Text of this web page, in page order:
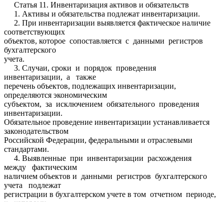
Статья 11. Инвентаризация активов и обязательств
1. Активы и обязательства подлежат инвентаризации.
2. При инвентаризации выявляется фактическое наличие
соответствующих
объектов, которое сопоставляется с данными регистров
бухгалтерского
учета.
3. Случаи, сроки и порядок проведения
инвентаризации, а также
перечень объектов, подлежащих инвентаризации,
определяются экономическим
субъектом, за исключением обязательного проведения
инвентаризации.
Обязательное проведение инвентаризации устанавливается
законодательством
Российской Федерации, федеральными и отраслевыми
стандартами.
4. Выявленные при инвентаризации расхождения
между фактическим
наличием объектов и данными регистров бухгалтерского
учета подлежат
регистрации в бухгалтерском учете в том отчетном периоде,